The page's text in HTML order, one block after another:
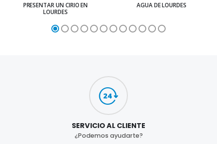
PRESENTAR UN CIRIO EN
LOURDES
AGUA DE LOURDES
SERVICIO AL CLIENTE
¿Podemos ayudarte?